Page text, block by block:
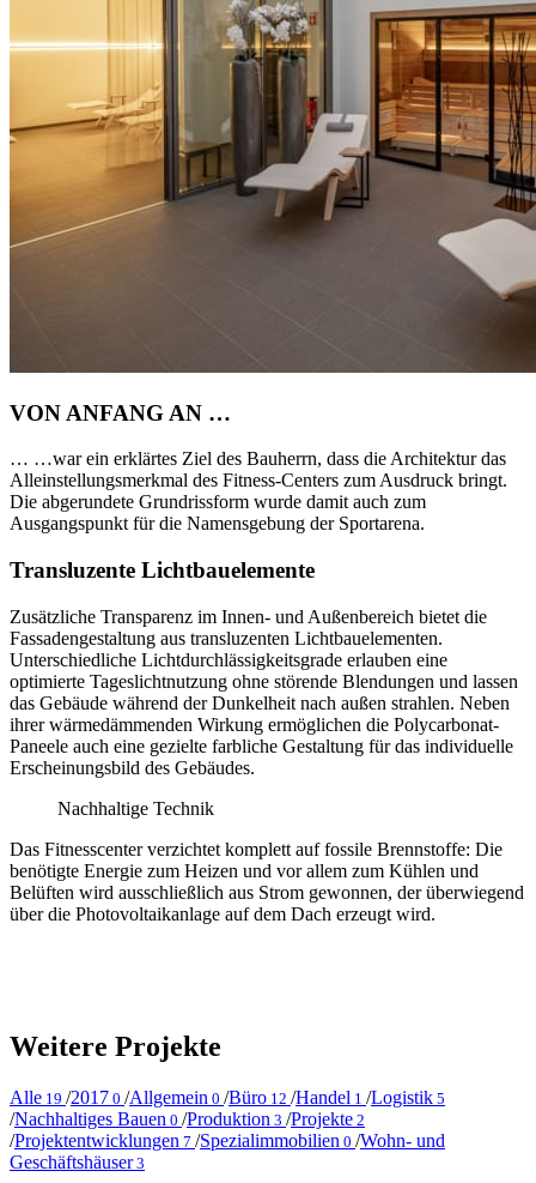
VON ANFANG AN …
… …war ein erklärtes Ziel des Bauherrn, dass die Architektur das
Alleinstellungsmerkmal des Fitness-Centers zum Ausdruck bringt.
Die abgerundete Grundrissform wurde damit auch zum
Ausgangspunkt für die Namensgebung der Sportarena.
Transluzente Lichtbauelemente
Zusätzliche Transparenz im Innen- und Außenbereich bietet die
Fassadengestaltung aus transluzenten Lichtbauelementen.
Unterschiedliche Lichtdurchlässigkeitsgrade erlauben eine
optimierte Tageslichtnutzung ohne störende Blendungen und lassen
das Gebäude während der Dunkelheit nach außen strahlen. Neben
ihrer wärmedämmenden Wirkung ermöglichen die Polycarbonat-
Paneele auch eine gezielte farbliche Gestaltung für das individuelle
Erscheinungsbild des Gebäudes.
Nachhaltige Technik
Das Fitnesscenter verzichtet komplett auf fossile Brennstoffe: Die
benötigte Energie zum Heizen und vor allem zum Kühlen und
Belüften wird ausschließlich aus Strom gewonnen, der überwiegend
über die Photovoltaikanlage auf dem Dach erzeugt wird.
Weitere Projekte
Alle 19 /2017 0 /Allgemein 0 /Büro 12 /Handel 1 /Logistik 5
/Nachhaltiges Bauen 0 /Produktion 3 /Projekte 2
/Projektentwicklungen 7 /Spezialimmobilien 0 /Wohn- und
Geschäftshäuser3